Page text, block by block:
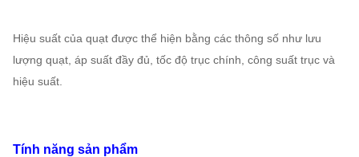
Hiệu suất của quạt được thể hiện bằng các thông số như lưu
lượng quạt, áp suất đầy đủ, tốc độ trục chính, công suất trục và
hiệu suất.
Tính năng sản phẩm